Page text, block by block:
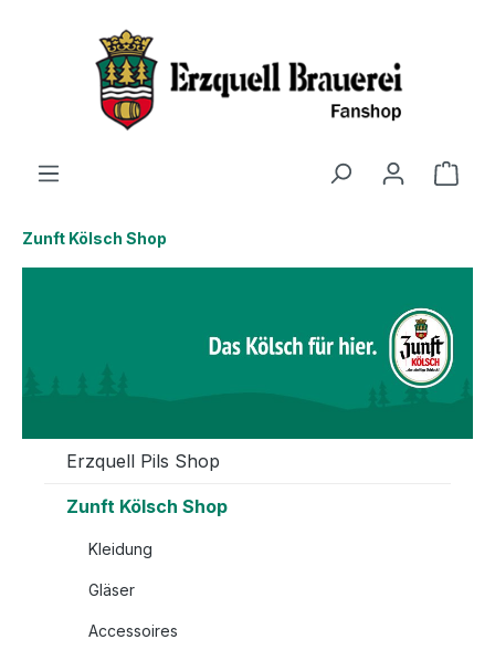
Zunft Kölsch Shop
Erzquell Pils Shop
Zunft Kölsch Shop
Kleidung
Gläser
Accessoires